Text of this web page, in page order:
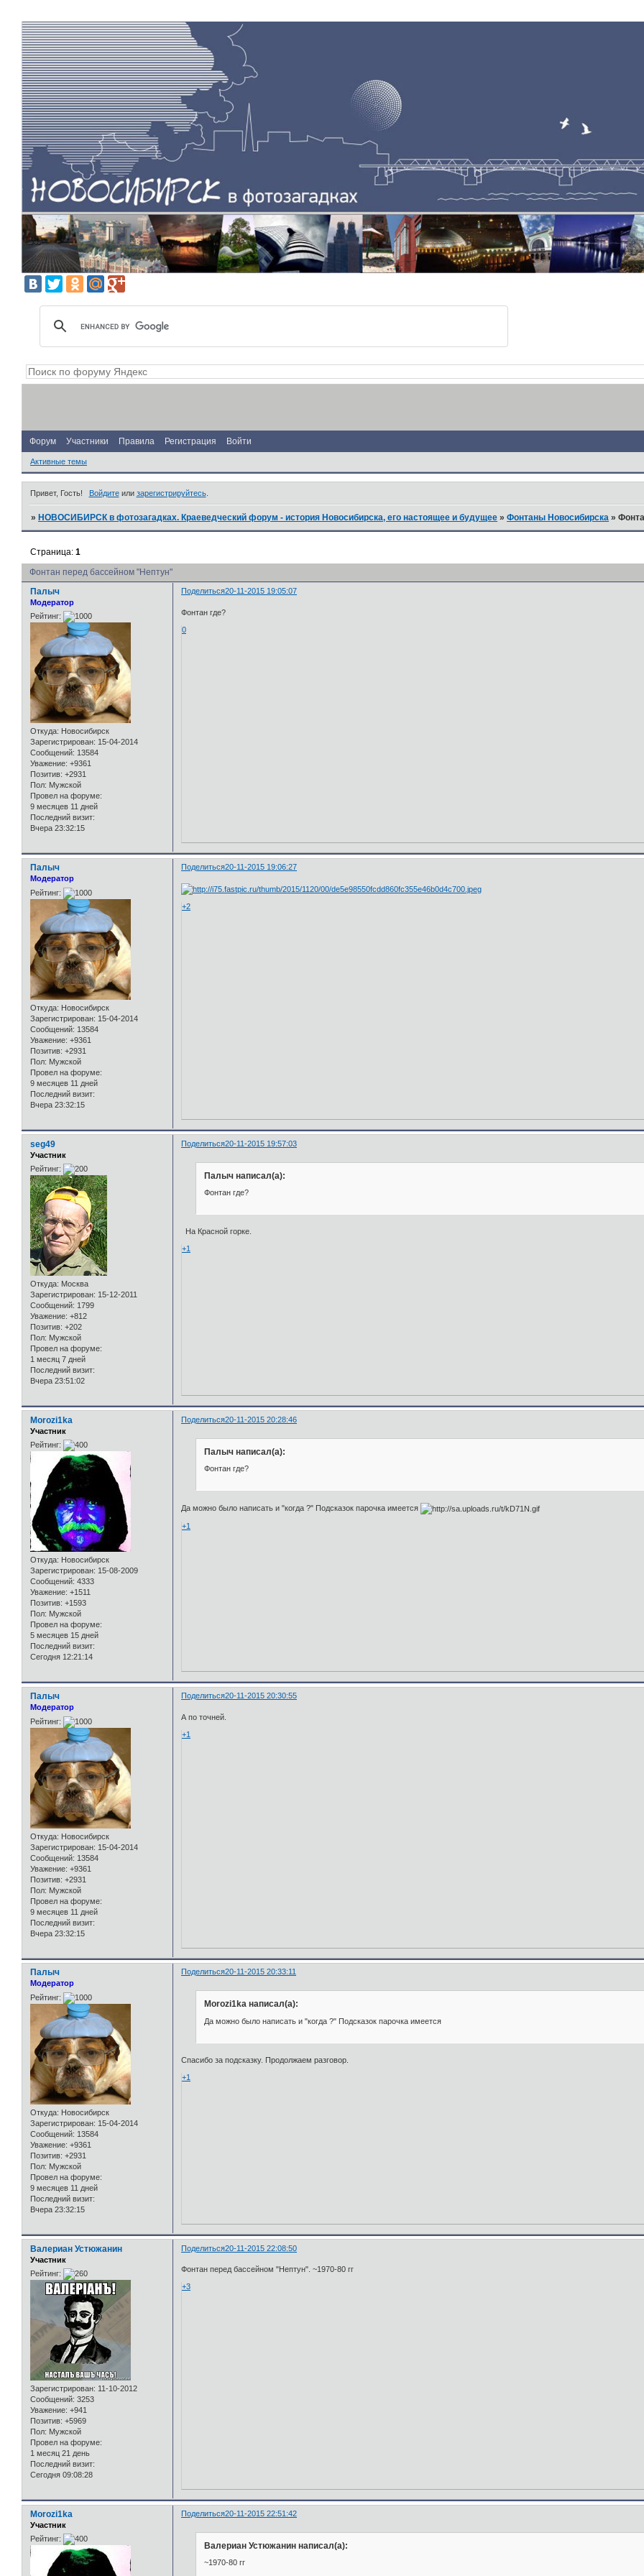
Форум Участники Правила Регистрация Войти
Активные темы
Привет, Гость! Войдитеили зарегистрируйтесь.
»НОВОСИБИРСК в фотозагадках. Краеведческий форум - история Новосибирска, его настоящее и будущее »Фонтаны Новосибирска »
Фонтан перед бассейном "Нептун"
Страница:1
Поделиться20-11-2015 19:05:07
Палыч
Модератор
Рейтинг:
Откуда: Новосибирск
Зарегистрирован: 15-04-2014
Сообщений: 13584
Уважение: +9361
Позитив: +2931
Пол: Мужской
Провел на форуме:
9 месяцев 11 дней
Последний визит:
Вчера 23:32:15
Фонтан где?
0
Поделиться20-11-2015 19:06:27
Палыч
Модератор
Рейтинг:
Откуда: Новосибирск
Зарегистрирован: 15-04-2014
Сообщений: 13584
Уважение: +9361
Позитив: +2931
Пол: Мужской
Провел на форуме:
9 месяцев 11 дней
Последний визит:
Вчера 23:32:15
+2
Поделиться20-11-2015 19:57:03
seg49
Участник
Рейтинг:
Откуда: Москва
Зарегистрирован: 15-12-2011
Сообщений: 1799
Уважение: +812
Позитив: +202
Пол: Мужской
Провел на форуме:
1 месяц 7 дней
Последний визит:
Вчера 23:51:02
Палыч написал(а):
Фонтан где?
На Красной горке.
+1
Поделиться20-11-2015 20:28:46
Morozi1ka
Участник
Рейтинг:
Откуда: Новосибирск
Зарегистрирован: 15-08-2009
Сообщений: 4333
Уважение: +1511
Позитив: +1593
Пол: Мужской
Провел на форуме:
5 месяцев 15 дней
Последний визит:
Сегодня 12:21:14
Палыч написал(а):
Фонтан где?
Да можно было написать и "когда ?" Подсказок парочка имеется
+1
Поделиться20-11-2015 20:30:55
Палыч
Модератор
Рейтинг:
Откуда: Новосибирск
Зарегистрирован: 15-04-2014
Сообщений: 13584
Уважение: +9361
Позитив: +2931
Пол: Мужской
Провел на форуме:
9 месяцев 11 дней
Последний визит:
Вчера 23:32:15
А по точней.
+1
Поделиться20-11-2015 20:33:11
Палыч
Модератор
Рейтинг:
Откуда: Новосибирск
Зарегистрирован: 15-04-2014
Сообщений: 13584
Уважение: +9361
Позитив: +2931
Пол: Мужской
Провел на форуме:
9 месяцев 11 дней
Последний визит:
Вчера 23:32:15
Morozi1ka написал(а):
Да можно было написать и "когда ?" Подсказок парочка имеется
Спасибо за подсказку. Продолжаем разговор.
+1
Поделиться20-11-2015 22:08:50
Валериан Устюжанин
Участник
Рейтинг:
Зарегистрирован: 11-10-2012
Сообщений: 3253
Уважение: +941
Позитив: +5969
Пол: Мужской
Провел на форуме:
1 месяц 21 день
Последний визит:
Сегодня 09:08:28
Фонтан перед бассейном "Нептун". ~1970-80 гг
+3
Поделиться20-11-2015 22:51:42
Morozi1ka
Участник
Рейтинг:
Валериан Устюжанин написал(а):
~1970-80 гг